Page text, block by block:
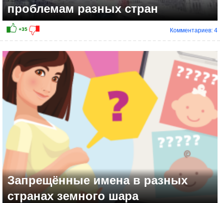
+10
проблемам разных стран
Комментариев: 4
Запрещённые имена в разных
странах земного шара